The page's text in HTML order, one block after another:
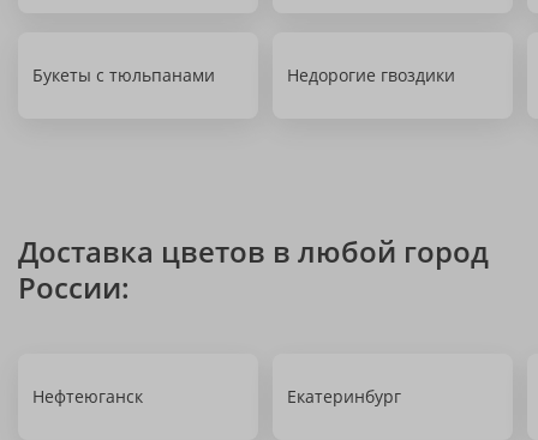
Букеты с тюльпанами Недорогие гвоздики
Доставка цветов в любой город
России:
Нефтеюганск Екатеринбург